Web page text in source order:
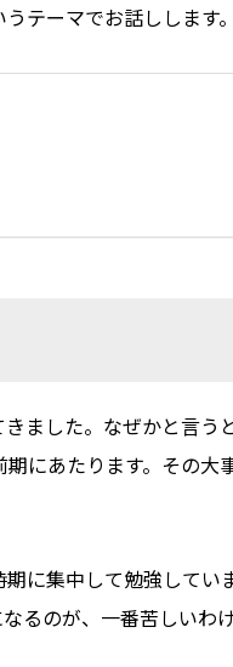
テーマでお話しします。
ました。なぜかと言
にあたります。その
に集中して勉強して
るのが、一番苦しいわけ